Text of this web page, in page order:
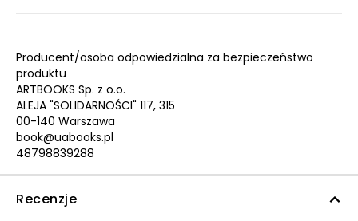
Producent/osoba odpowiedzialna za bezpieczeństwo
produktu
ARTBOOKS Sp. z o.o.
ALEJA "SOLIDARNOŚCI" 117, 315
00-140 Warszawa
book@uabooks.pl
48798839288
Recenzje